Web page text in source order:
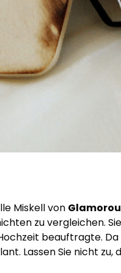
Miskell von
zu vergleichen.
beauftragte.
Lassen Sie nicht